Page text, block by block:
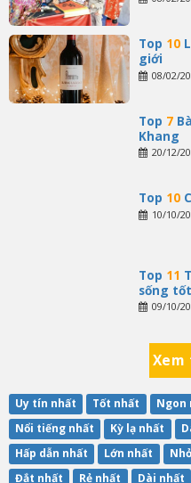
Top 10
giới
08/02/
Top 7
Khang
20/12/
Top 10
10/10/
Top 11
sống
09/10/
Xem
Uy tín nhất Tốt nhất Ngon
Nổi tiếng nhất
Kỳ lạ nhất
Hấp dẫn nhất
Lớn nhất
Đắt nhất
Rẻ nhất Dài nhất